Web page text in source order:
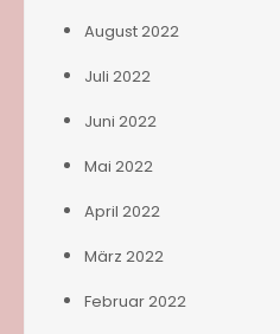
August 2022
Juli 2022
Juni 2022
Mai 2022
April 2022
März 2022
Februar 2022